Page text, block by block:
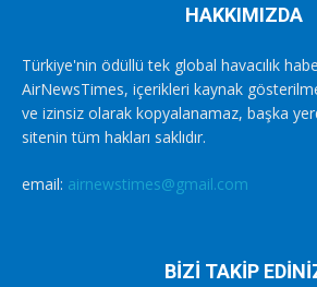
HAKKIMIZDA
Türkiye'nin ödüllü tek global havacılık
AirNewsTimes, içerikleri kaynak
ve izinsiz olarak kopyalanamaz, başka
sitenin tüm hakları saklıdır.
email: airnewstimes@gmail.com
BİZİ TAKİP